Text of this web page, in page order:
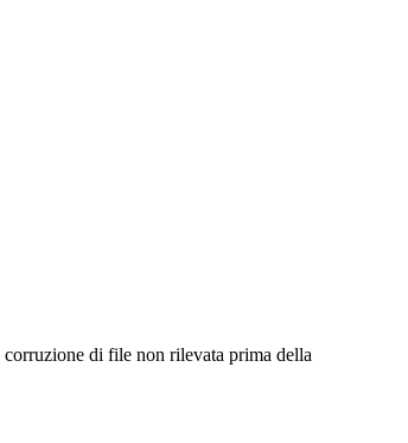
corruzione di file non rilevata prima della